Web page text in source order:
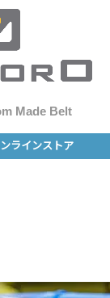
Made Belt
ラインストア